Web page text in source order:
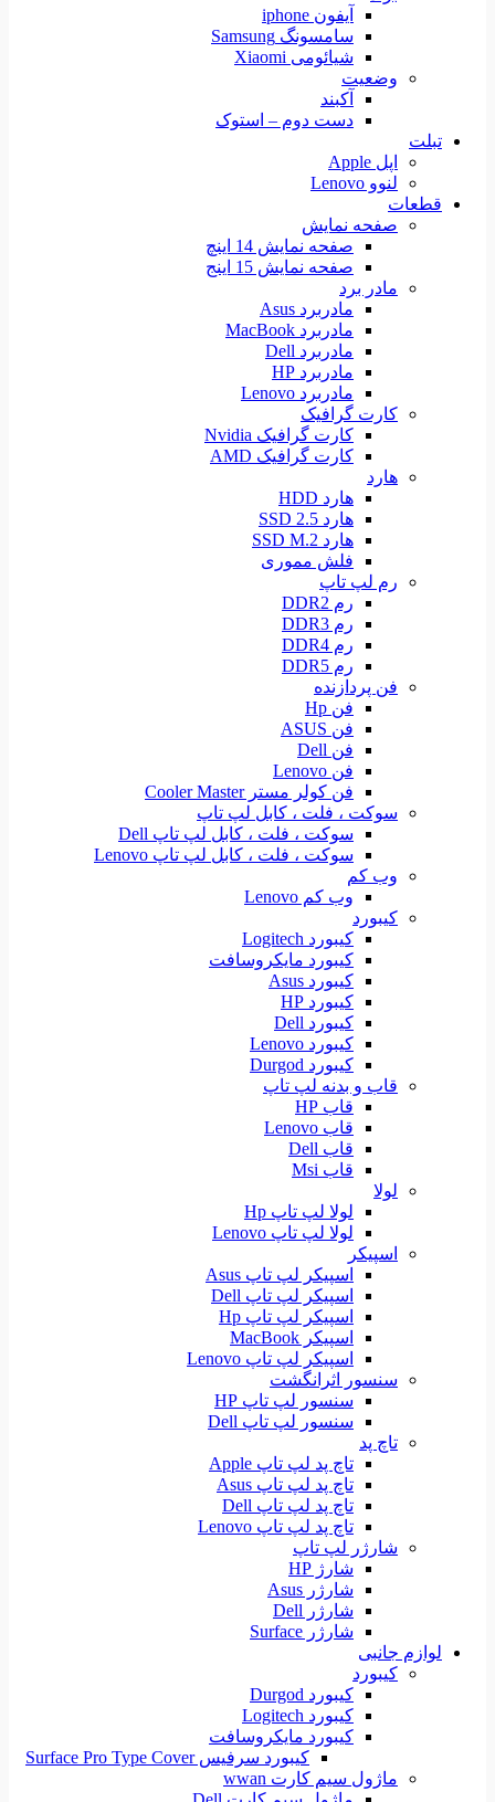
آیفون iphone
سامسونگ Samsung
شیائومی Xiaomi
وضعیت
آکبند
دست دوم – استوک
تبلت
اپل Apple
لنوو Lenovo
قطعات
صفحه نمایش
صفحه نمایش 14 اینچ
صفحه نمایش 15 اینج
مادر برد
مادربرد Asus
مادربرد MacBook
مادربرد Dell
مادربرد HP
مادربرد Lenovo
کارت گرافیک
کارت گرافیک Nvidia
کارت گرافیک AMD
هارد
هارد HDD
هارد SSD 2.5
هارد SSD M.2
فلش مموری
رم لپ تاپ
رم DDR2
رم DDR3
رم DDR4
رم DDR5
فن پردازنده
فن Hp
فن ASUS
فن Dell
فن Lenovo
فن کولر مستر Cooler Master
سوکت ، فلت ، کابل لپ تاپ
سوکت ، فلت ، کابل لپ تاپ Dell
سوکت ، فلت ، کابل لپ تاپ Lenovo
وب کم
وب کم Lenovo
کیبورد
کیبورد Logitech
کیبورد مایکروسافت
کیبورد Asus
کیبورد HP
کیبورد Dell
کیبورد Lenovo
کیبورد Durgod
قاب و بدنه لپ تاپ
قاب HP
قاب Lenovo
قاب Dell
قاب Msi
لولا
لولا لپ تاپ Hp
لولا لپ تاپ Lenovo
اسپیکر
اسپیکر لپ تاپ Asus
اسپیکر لپ تاپ Dell
اسپیکر لپ تاپ Hp
اسپیکر MacBook
اسپیکر لپ تاپ Lenovo
سنسور اثرانگشت
سنسور لپ تاپ HP
سنسور لپ تاپ Dell
تاچ پد
تاچ پد لپ تاپ Apple
تاچ پد لپ تاپ Asus
تاچ پد لپ تاپ Dell
تاچ پد لپ تاپ Lenovo
شارژر لپ تاپ
شارژ HP
شارژر Asus
شارژر Dell
شارژر Surface
لوازم جانبی
کیبورد
کیبورد Durgod
کیبورد Logitech
کیبورد مایکروسافت
کیبورد سرفیس Surface Pro Type Cover
ماژول سیم کارت wwan